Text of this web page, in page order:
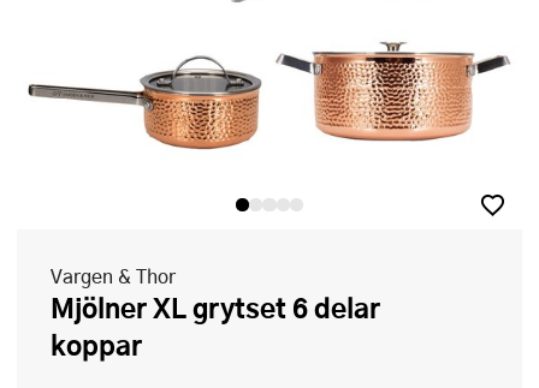
Vargen & Thor
Mjölner XL grytset 6 delar
koppar